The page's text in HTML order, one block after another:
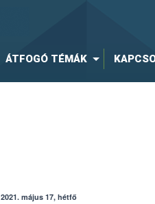
ÁTFOGÓ TÉMÁK
2021. május 17, hétfő